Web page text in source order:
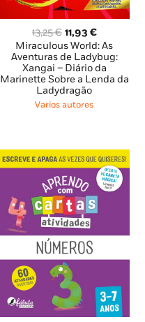
13,25€ O
preço
original
era:
13,25 €.
11,93 €O
preço
atual
é:
11,93 €.
Miraculous World: As
Aventuras de Ladybug:
Xangai – Diário da
Marinette Sobre a Lenda da
Ladydragão
Varios autores